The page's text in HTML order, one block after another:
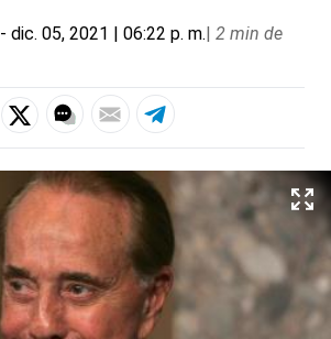
- dic. 05, 2021 | 06:22 p. m.| 2 min de